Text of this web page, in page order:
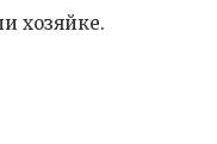
хозяйке.